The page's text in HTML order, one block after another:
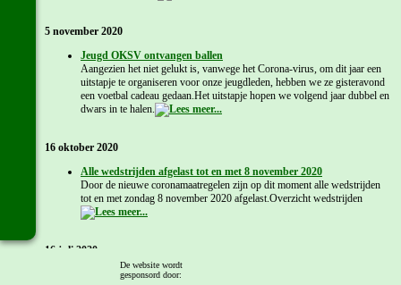
5 november 2020
Jeugd OKSV ontvangen ballen
Aangezien het niet gelukt is, vanwege het Corona-virus, om dit jaar een
uitstapje te organiseren voor onze jeugdleden, hebben we ze gisteravond
een voetbal cadeau gedaan.Het uitstapje hopen we volgend jaar dubbel en
dwars in te halen.
16 oktober 2020
Alle wedstrijden afgelast tot en met 8 november 2020
Door de nieuwe coronamaatregelen zijn op dit moment alle wedstrijden
tot en met zondag 8 november 2020 afgelast.Overzicht wedstrijden
16 juli 2020
KNVB: 'Speeldagenkalender 2020/2021?'
De website wordt
gesponsord door: